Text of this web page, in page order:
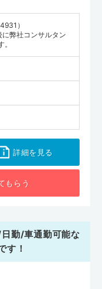
）
弊社コンサルタン
詳細を見る
もらう
勤/車通勤可能な
す！